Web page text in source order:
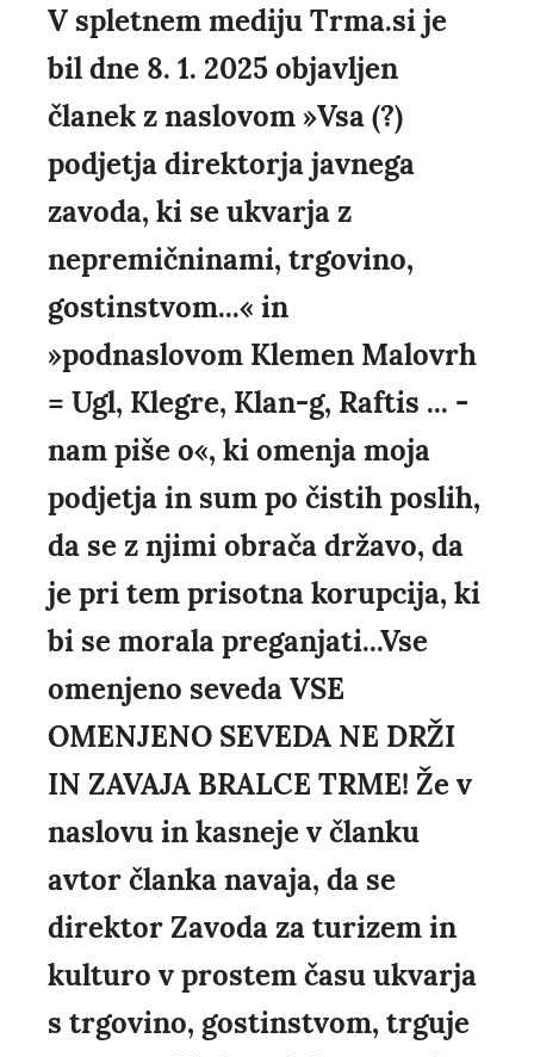
V spletnem mediju Trma.si je
bil dne 8. 1. 2025 objavljen
članek z naslovom »Vsa (?)
podjetja direktorja javnega
zavoda, ki se ukvarja z
nepremičninami, trgovino,
gostinstvom...« in
»podnaslovom Klemen Malovrh
= Ugl, Klegre, Klan-g, Raftis ... -
nam piše o«, ki omenja moja
podjetja in sum po čistih poslih,
da se z njimi obrača državo, da
je pri tem prisotna korupcija, ki
bi se morala preganjati...Vse
omenjeno seveda VSE
OMENJENO SEVEDA NE DRŽI
IN ZAVAJA BRALCE TRME! Že v
naslovu in kasneje v članku
avtor članka navaja, da se
direktor Zavoda za turizem in
kulturo v prostem času ukvarja
s trgovino, gostinstvom, trguje